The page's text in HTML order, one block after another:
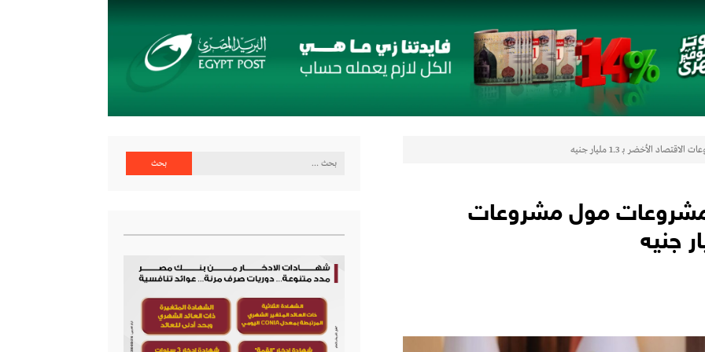
مع أومودا وجايكو باستثمار 5 مليار جنيه لدعم قطاع السيارات في مصر
دوت كوم» تعلنان شراكة لشراء سيارات ميتسوبيشي أونلاين
الجديدة بأول سبعة مقاعد من أوبل في مصر
حضورها في سوق تحويلات المصريين بالخارج
الأخضر بـ 1.3 مليار جنيه
مول مشروعات
البحث